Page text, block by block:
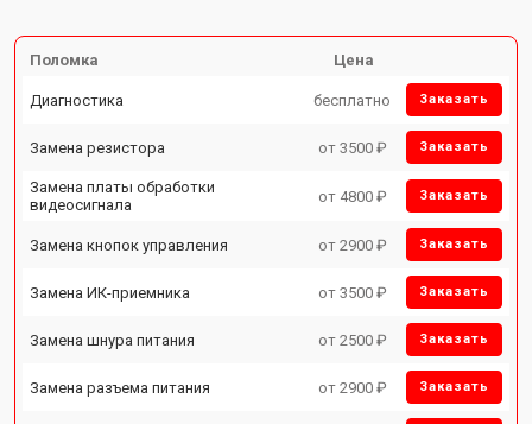
Поломка Цена
Диагностика бесплатно Заказать
Замена резистора от 3500 ₽ Заказать
Замена платы обработки
видеосигнала
от 4800 ₽ Заказать
Замена кнопок управления от 2900 ₽ Заказать
Замена ИК-приемника от 3500 ₽ Заказать
Замена шнура питания от 2500 ₽ Заказать
Замена разъема питания от 2900 ₽ Заказать